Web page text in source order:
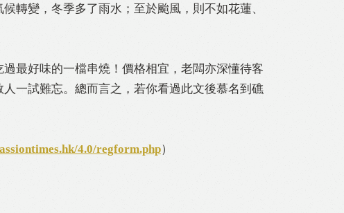
轉變，冬季多了雨水；至於颱風，則不如花蓮、
最好味的一檔串燒！價格相宜，老闆亦深懂待客
一試難忘。總而言之，若你看過此文後慕名到礁
4.0/regform.php）